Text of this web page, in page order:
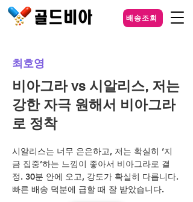
배송조회
최호영
비아그라 vs 시알리스, 저는
강한 자극 원해서 비아그라
로 정착
시알리스는 너무 은은하고, 저는 확실히 ‘지
금 집중’하는 느낌이 좋아서 비아그라로 결
정. 30분 안에 오고, 강도가 확실히 다릅니다.
빠른 배송 덕분에 급할 때 잘 받았습니다.